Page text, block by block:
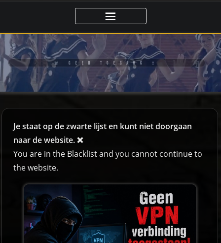
🚨 GEEN TOEGANG ‼️
Je staat op de zwarte lijst en kunt niet doorgaan
naar de website. ❌
You are in the Blacklist and you cannot continue to
the website.